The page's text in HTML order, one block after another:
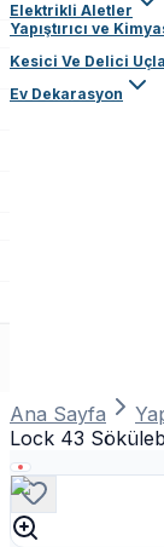
Elektrikli Aletler
Yapıştırıcı ve
Kesici Ve Delici
Ev Dekarasyon
Ana Sayfa
Lock 43